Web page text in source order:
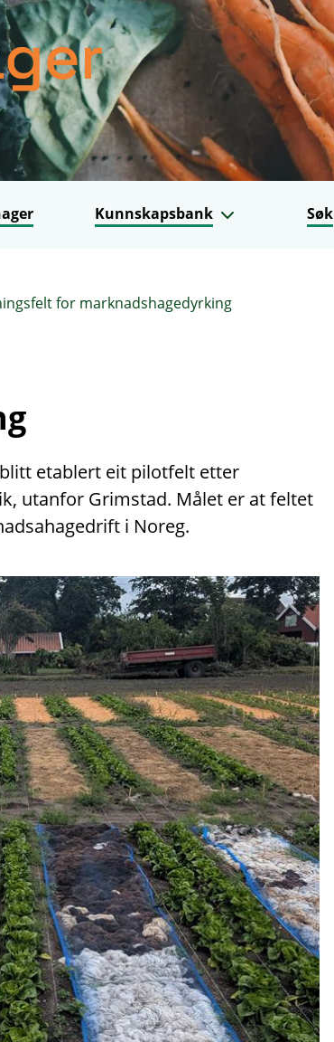
Kunnskapsbank Søk
for marknadshagedyrking
etablert eit pilotfelt etter
utanfor Grimstad. Målet er at feltet
i Noreg.